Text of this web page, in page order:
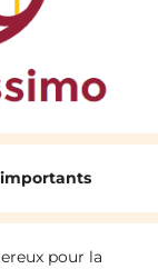
pour la